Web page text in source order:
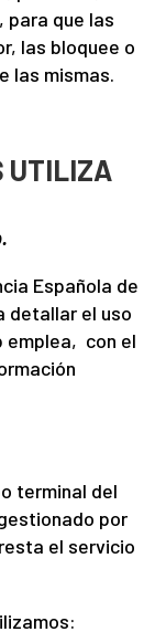
para que las
las bloquee o
las mismas.
UTILIZA
Española de
detallar el uso
emplea, con el
terminal del
por
el servicio